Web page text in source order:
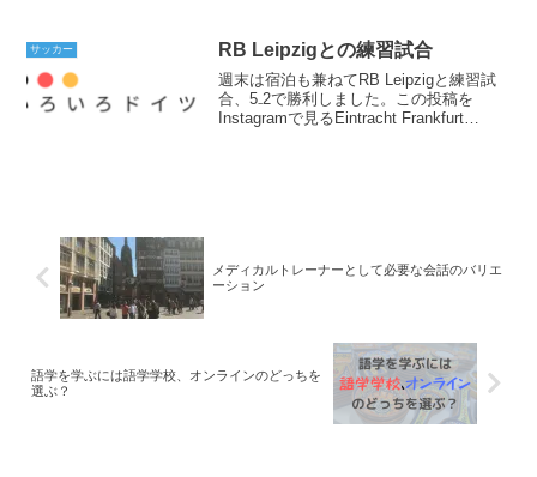
たものを紹介します。SOMARESON(ソ
マレゾン)ツボを刺激...
サッカー RB Leipzigとの練習試合
週末は宿泊も兼ねてRB Leipzigと練習試
合、5₋2で勝利しました。この投稿を
Instagramで見るEintracht Frankfurt
メディカルトレーナーとして必要な会話のバリエ
ーション
語学を学ぶには語学学校、オンラインのどっちを
選ぶ？